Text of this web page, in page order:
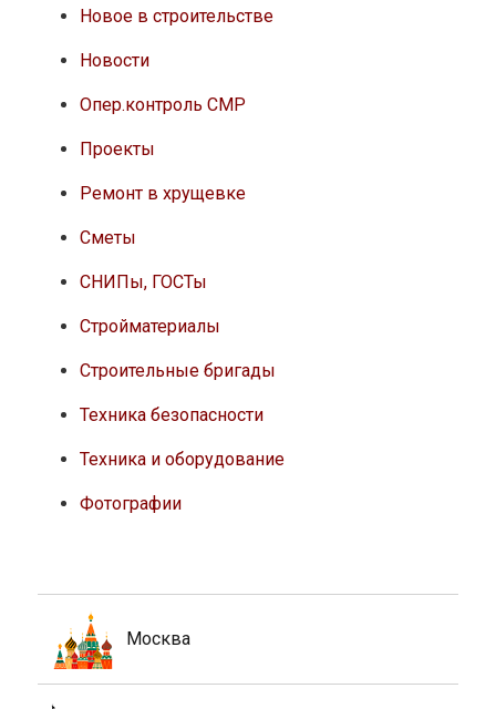
Новое в строительстве
Новости
Опер.контроль СМР
Проекты
Ремонт в хрущевке
Сметы
СНИПы, ГОСТы
Стройматериалы
Строительные бригады
Техника безопасности
Техника и оборудование
Фотографии
Москва